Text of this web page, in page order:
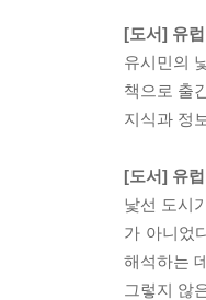
[도서] 유
유시민의
책으로 출
지식과 정
[도서] 유
낯선 도시
가 아니었
해석하는
그렇지 않